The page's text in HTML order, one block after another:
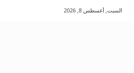
السبت, أغسطس 8, 2026